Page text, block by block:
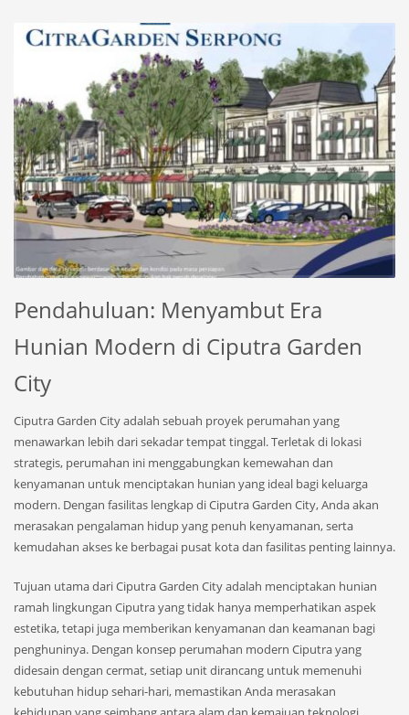
Pendahuluan: Menyambut Era
Hunian Modern di Ciputra Garden
City
Ciputra Garden City adalah sebuah proyek perumahan yang
menawarkan lebih dari sekadar tempat tinggal. Terletak di lokasi
strategis, perumahan ini menggabungkan kemewahan dan
kenyamanan untuk menciptakan hunian yang ideal bagi keluarga
modern. Dengan fasilitas lengkap di Ciputra Garden City, Anda akan
merasakan pengalaman hidup yang penuh kenyamanan, serta
kemudahan akses ke berbagai pusat kota dan fasilitas penting lainnya.
Tujuan utama dari Ciputra Garden City adalah menciptakan hunian
ramah lingkungan Ciputra yang tidak hanya memperhatikan aspek
estetika, tetapi juga memberikan kenyamanan dan keamanan bagi
penghuninya. Dengan konsep perumahan modern Ciputra yang
didesain dengan cermat, setiap unit dirancang untuk memenuhi
kebutuhan hidup sehari-hari, memastikan Anda merasakan